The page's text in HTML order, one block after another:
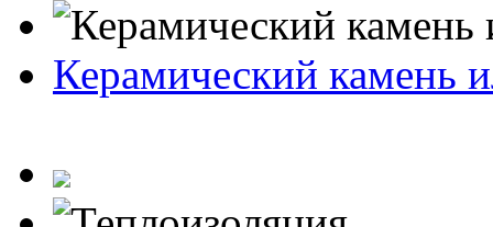
Керамический камень